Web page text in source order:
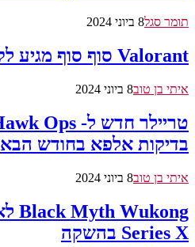
תומר סגל8 ביוני 2024
Valorant סוף סוף מגיע לקונסולות
איתי בן טוב8 ביוני 2024
בדיקות אלפא בחודש הבא
איתי בן טוב8 ביוני 2024
Series X בהשקה